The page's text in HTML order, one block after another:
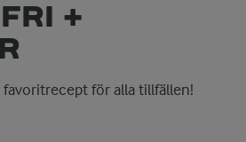
+
favoritrecept för alla tillfällen!